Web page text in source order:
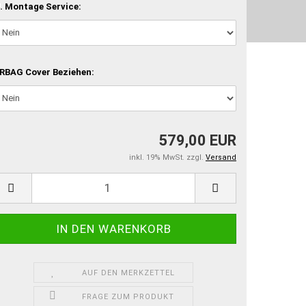
Montage Service:
Cover Beziehen:
579,00 EUR
inkl. 19% MwSt. zzgl. Versand
AUF DEN MERKZETTEL
FRAGE ZUM PRODUKT